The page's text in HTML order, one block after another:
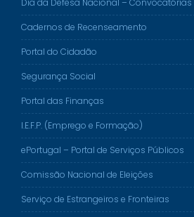
Dia da Defesa Nacional – Convocatórias
Cadernos de Recenseamento
Portal do Cidadão
Segurança Social
Portal das Finanças
I.E.F.P. (Emprego e Formação)
ePortugal – Portal de Serviços Públicos
Comissão Nacional de Eleições
Serviço de Estrangeiros e Fronteiras